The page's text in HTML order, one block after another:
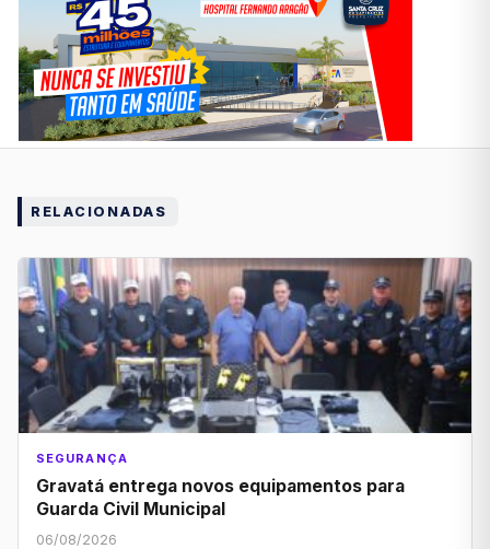
RELACIONADAS
SEGURANÇA
Gravatá entrega novos equipamentos para
Guarda Civil Municipal
06/08/2026